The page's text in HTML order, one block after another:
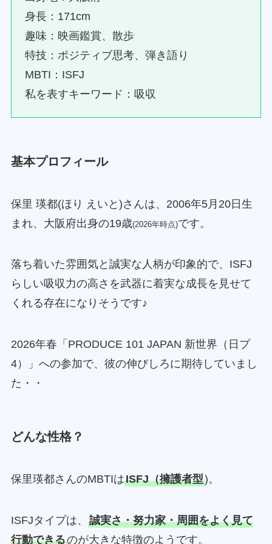
身長：171cm
趣味：映画鑑賞、散歩
特技：ポジティブ思考、弾き語り
MBTI：ISFJ
私を表すキーワード：吸収
基本プロフィール
保里 瑛都(ほり えいと)さんは、2006年5月20日生
まれ、大阪府出身の19歳(2026年時点)です。
落ち着いた雰囲気と誠実な人柄が印象的で、ISFJ
らしい吸収力の高さを武器に着実な成長を見せて
くれる存在になりそうです♪
2026年春「PRODUCE 101 JAPAN 新世界（日プ
4）」への参加で、彼の伸びしろに期待していまし
た・・
どんな性格？
保里瑛都さんのMBTIはISFJ（擁護者型)。
ISFJタイプは、 誠実さ・努力家・周囲をよく見て
行動できるのが大きな特徴のようです。